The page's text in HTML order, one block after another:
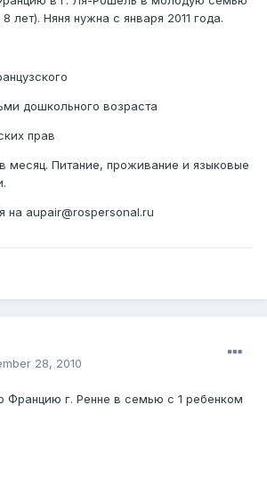
лет). Няня нужна с января 2011 года.
дошкольного возраста
прав
месяц. Питание, проживание и языковые
на aupair@rospersonal.ru
28, 2010
Францию г. Ренне в семью с 1 ребенком